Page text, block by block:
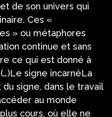
de son univers qui
Ces «
» ou métaphores
continue et sans
ce qui est donné à
signe incarnéLa
signe, dans le travail
au monde
cours, où elle ne